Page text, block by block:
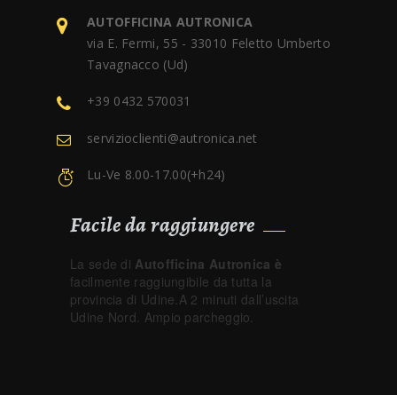
AUTOFFICINA AUTRONICA
via E. Fermi, 55 - 33010 Feletto Umberto
Tavagnacco (Ud)
+39 0432 570031
servizioclienti@autronica.net
Lu-Ve 8.00-17.00(+h24)
Facile da raggiungere
La sede di Autofficina Autronica è
facilmente raggiungibile da tutta la
provincia di Udine.A 2 minuti dall’uscita
Udine Nord. Ampio parcheggio.